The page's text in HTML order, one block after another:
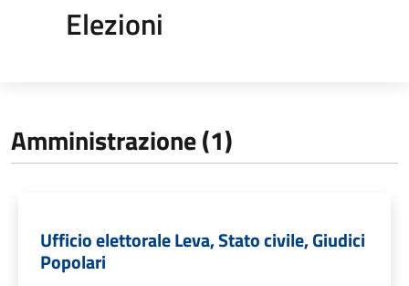
Elezioni
Amministrazione (1)
Ufficio elettorale Leva, Stato civile, Giudici
Popolari